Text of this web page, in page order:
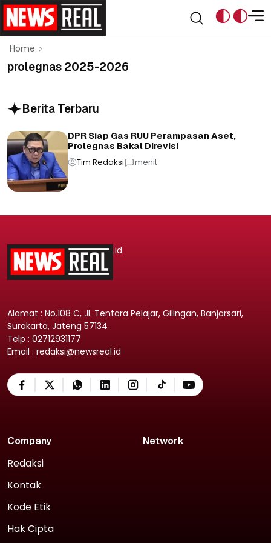
Home
prolegnas 2025-2026
Berita Terbaru
DPR Siap Gas RUU Perampasan Aset,
Prolegnas Bakal Direvisi
Tim Redaksi menit
.id
Alamat : No.108 C, Jl. Tentara Pelajar, Gilingan, Banjarsari,
Surakarta, Jateng 57134
Telp : 02712931177
Email : redaksi@newsreal.id
Company
Redaksi
Kontak
Kode Etik
Hak Cipta
Network